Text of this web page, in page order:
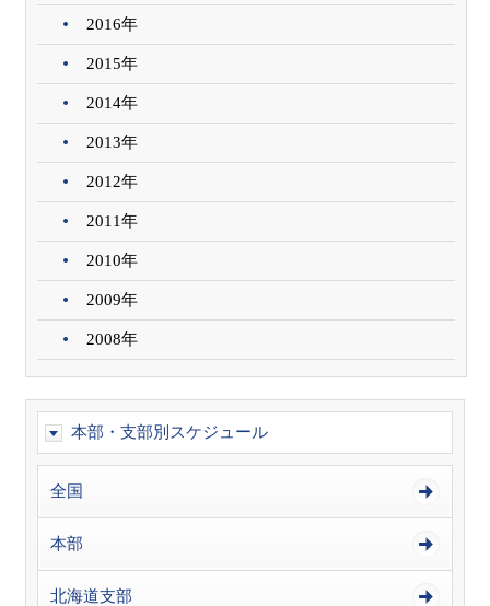
2016年
2015年
2014年
2013年
2012年
2011年
2010年
2009年
2008年
本部・支部別スケジュール
全国
本部
北海道支部